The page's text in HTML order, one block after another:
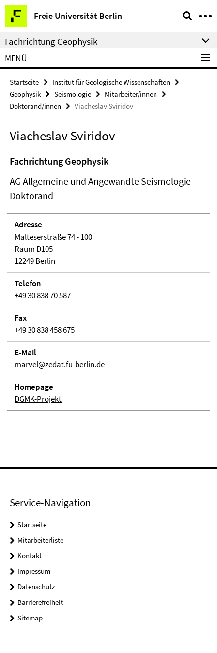
Springe
direkt
zu
Inhalt
Freie Universität Berlin
Service-
Navigation
Fachrichtung Geophysik
MENÜ
Startseite
Institut für Geologische Wissenschaften
Geophysik
Seismologie
Mitarbeiter/innen
Doktorand/innen
Viacheslav Sviridov
Viacheslav Sviridov
Fachrichtung Geophysik
AG Allgemeine und Angewandte Seismologie
Doktorand
Adresse
Malteserstraße 74 - 100
Raum D105
12249 Berlin
Telefon
+49 30 838 70 587
Fax
+49 30 838 458 675
E-Mail
marvel@zedat.fu-berlin.de
Homepage
DGMK-Projekt
Service-Navigation
Startseite
Mitarbeiterliste
Kontakt
Impressum
Datenschutz
Barrierefreiheit
Sitemap